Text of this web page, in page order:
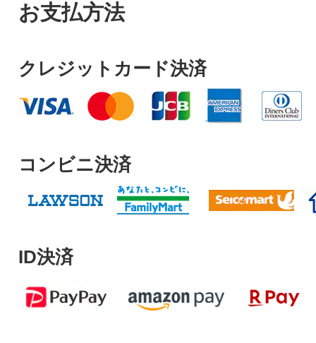
お支払方法
クレジットカード決済
コンビニ決済
ID決済